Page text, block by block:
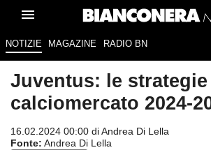
NOTIZIE MAGAZINE RADIO BN
Juventus: le
calciomercato 2024-
16.02.2024 00:00 diAndrea Di Lella
Fonte: Andrea Di Lella